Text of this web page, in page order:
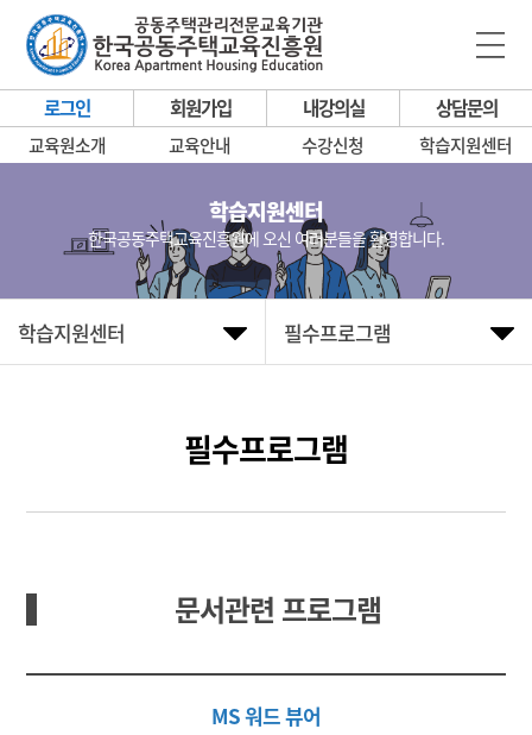
로그인 회원가입 내강의실 상담문의
교육원소개 교육안내 수강신청 학습지원센터
학습지원센터
한국공동주택교육진흥원에 오신 여러분들을 환영합니다.
학습지원센터 필수프로그램
필수프로그램
문서관련 프로그램
MS 워드 뷰어